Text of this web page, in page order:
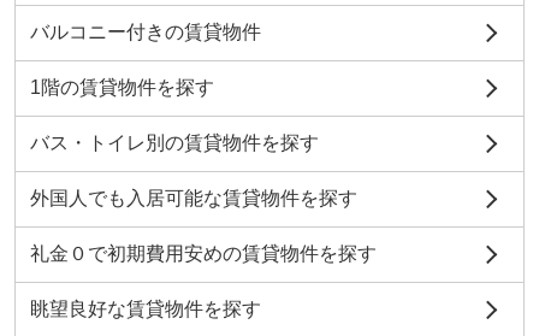
バルコニー付きの賃貸物件
1階の賃貸物件を探す
バス・トイレ別の賃貸物件を探す
外国人でも入居可能な賃貸物件を探す
礼金０で初期費用安めの賃貸物件を探す
眺望良好な賃貸物件を探す